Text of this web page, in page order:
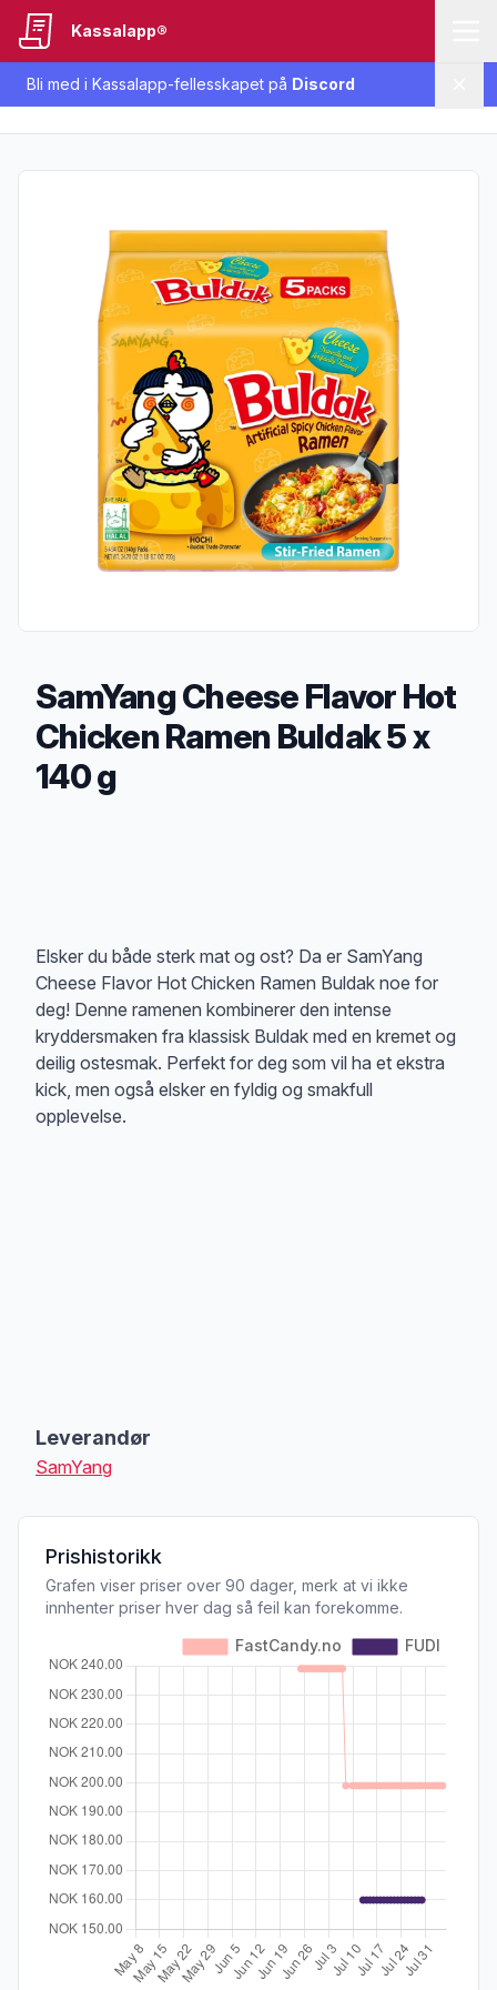
Bli med i Kassalapp-fellesskapet på Discord
Kassalapp®
SamYang Cheese Flavor Hot
Chicken Ramen Buldak 5 x
140 g
Elsker du både sterk mat og ost? Da er SamYang
Cheese Flavor Hot Chicken Ramen Buldak noe for
deg! Denne ramenen kombinerer den intense
kryddersmaken fra klassisk Buldak med en kremet og
deilig ostesmak. Perfekt for deg som vil ha et ekstra
kick, men også elsker en fyldig og smakfull
opplevelse.
Leverandør
SamYang
Prishistorikk
Grafen viser priser over 90 dager, merk at vi ikke
innhenter priser hver dag så feil kan forekomme.